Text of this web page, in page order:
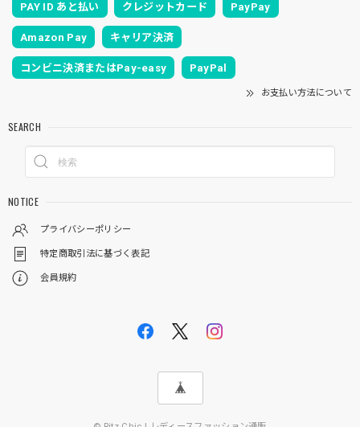
PAY ID あと払い クレジットカード PayPay
Amazon Pay キャリア決済
コンビニ決済またはPay-easy PayPal
お支払い方法について
SEARCH
NOTICE
プライバシーポリシー
特定商取引法に基づく表記
会員規約